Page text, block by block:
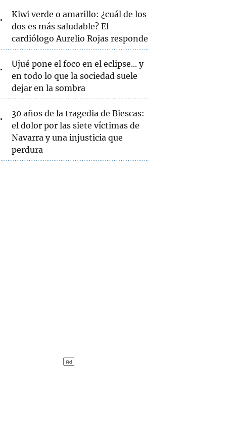
Kiwi verde o amarillo: ¿cuál de los
dos es más saludable? El
cardiólogo Aurelio Rojas responde
Ujué pone el foco en el eclipse... y
en todo lo que la sociedad suele
dejar en la sombra
30 años de la tragedia de Biescas:
el dolor por las siete víctimas de
Navarra y una injusticia que
perdura